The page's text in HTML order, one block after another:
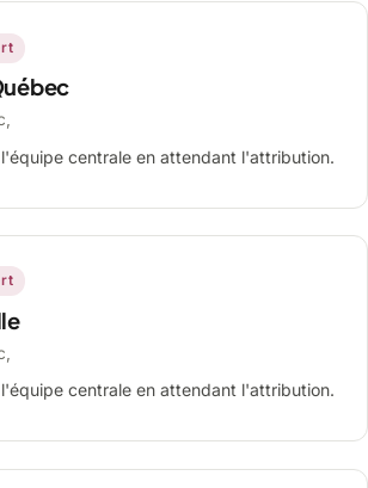
centrale en attendant l'attribution.
centrale en attendant l'attribution.